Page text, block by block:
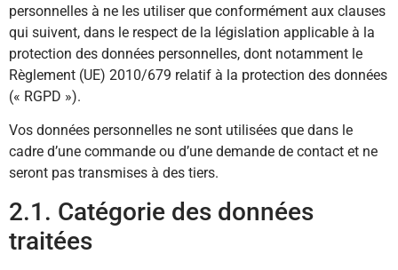
personnelles à ne les utiliser que conformément aux clauses
qui suivent, dans le respect de la législation applicable à la
protection des données personnelles, dont notamment le
Règlement (UE) 2010/679 relatif à la protection des données
(« RGPD »).
Vos données personnelles ne sont utilisées que dans le
cadre d’une commande ou d’une demande de contact et ne
seront pas transmises à des tiers.
2.1. Catégorie des données
traitées